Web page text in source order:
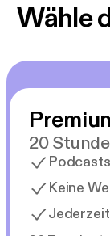
Wähle
20
Keine